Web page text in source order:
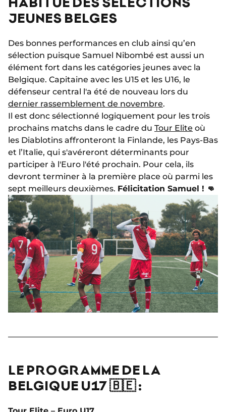
JEUNES BELGES
Des bonnes performances en club ainsi qu’en
sélection puisque Samuel Nibombé est aussi un
élément fort dans les catégories jeunes avec la
Belgique. Capitaine avec les U15 et les U16, le
défenseur central l'a été de nouveau lors du
dernier rassemblement de novembre.
Il est donc sélectionné logiquement pour les trois
prochains matchs dans le cadre du Tour Elite où
les Diablotins affronteront la Finlande, les Pays-Bas
et l’Italie, qui s'avéreront déterminants pour
participer à l'Euro l'été prochain. Pour cela, ils
devront terminer à la première place où parmi les
sept meilleurs deuxièmes. Félicitation Samuel ! 👊
LE PROGRAMME DE LA
BELGIQUE U17 🇧🇪 :